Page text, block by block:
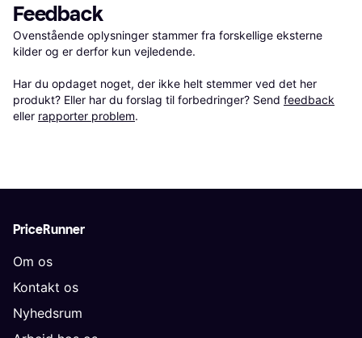
Feedback
Ovenstående oplysninger stammer fra forskellige eksterne
kilder og er derfor kun vejledende.
Har du opdaget noget, der ikke helt stemmer ved det her
produkt? Eller har du forslag til forbedringer? Send feedback
eller rapporter problem.
PriceRunner
Om os
Kontakt os
Nyhedsrum